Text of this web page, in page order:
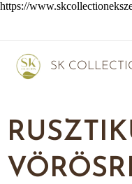
https://
SK